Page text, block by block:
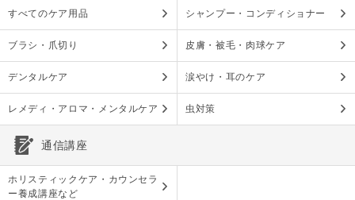
すべてのケア用品 シャンプー・コンディショナー
ブラシ・爪切り 皮膚・被毛・肉球ケア
デンタルケア 涙やけ・耳のケア
レメディ・アロマ・メンタルケア 虫対策
通信講座
ホリスティックケア・カウンセラ
ー養成講座など